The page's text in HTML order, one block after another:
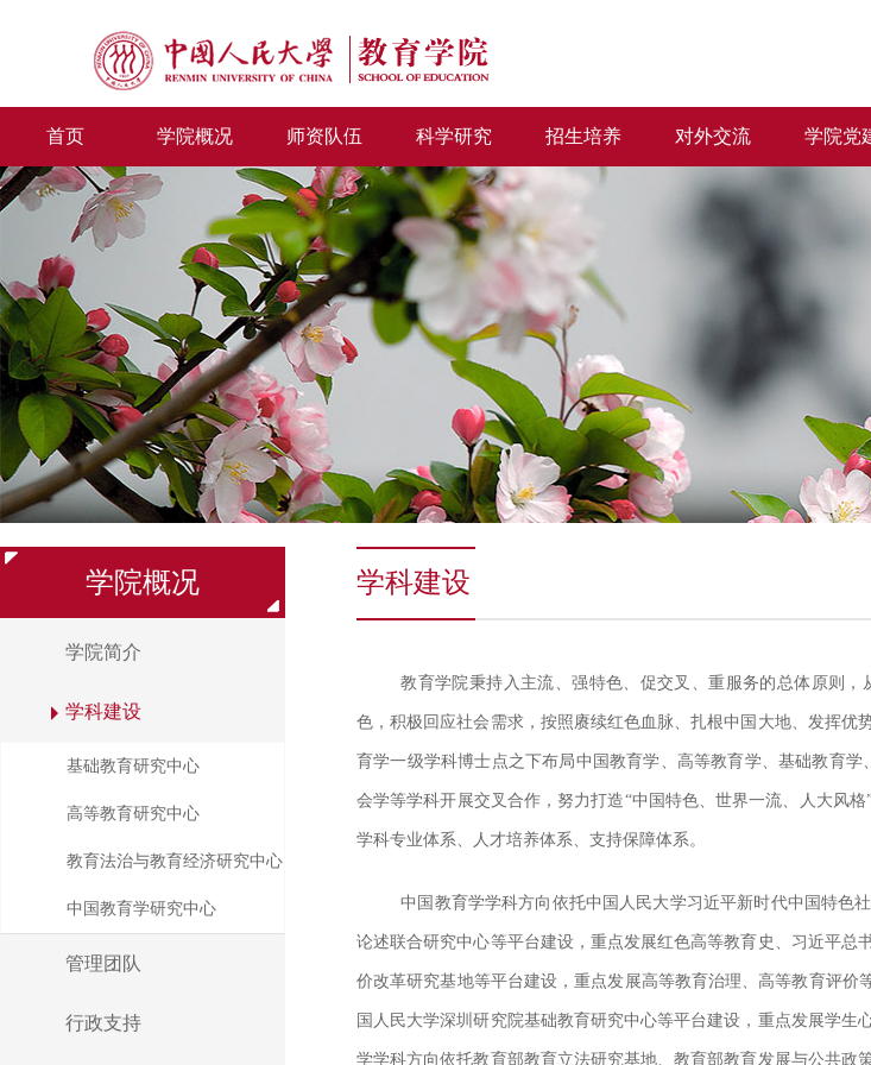
首页 学院概况 师资队伍 科学研究 招生培养 对外交流 学院党
学院概况
学院简介
学科建设
基础教育研究中心
高等教育研究中心
教育法治与教育经济研究中心
中国教育学研究中心
管理团队
行政支持
学科建设
教育学院秉持入主流、强特色、促交叉、重服务的总体原则
色，积极回应社会需求，按照赓续红色血脉、扎根中国大地、发挥
育学一级学科博士点之下布局中国教育学、高等教育学、基础教育
会学等学科开展交叉合作，努力打造“中国特色、世界一流、人大风
学科专业体系、人才培养体系、支持保障体系。
中国教育学学科方向依托中国人民大学习近平新时代中国特色
论述联合研究中心等平台建设，重点发展红色高等教育史、习近平
价改革研究基地等平台建设，重点发展高等教育治理、高等教育评价
国人民大学深圳研究院基础教育研究中心等平台建设，重点发展学
学学科方向依托教育部教育立法研究基地、教育部教育发展与公共